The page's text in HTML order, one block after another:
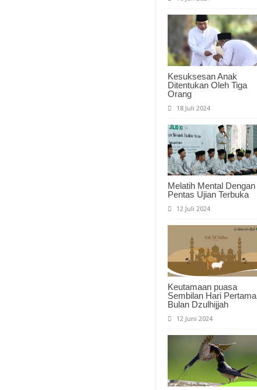
Kesuksesan Anak
Ditentukan Oleh Tiga
Orang
18 Juli 2024
Melatih Mental Dengan
Pentas Ujian Terbuka
12 Juli 2024
Keutamaan puasa
Sembilan Hari Pertama
Bulan Dzulhijjah
12 Juni 2024